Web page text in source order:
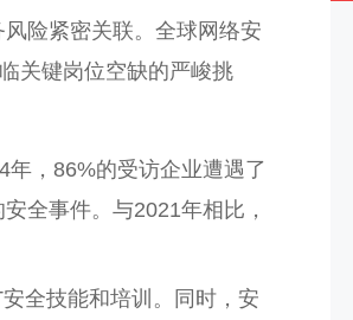
险紧密关联。全球网络安
关键岗位空缺的严峻挑
，86%的受访企业遭遇了
全事件。与2021年相比，
全技能和培训。同时，安